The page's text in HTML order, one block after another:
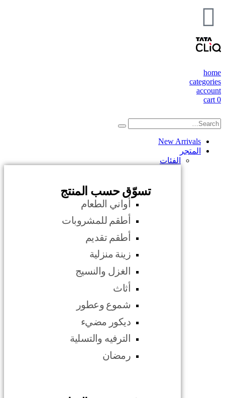
home
categories
account
0
cart
New Arrivals
المتجر
الفئات
تسوّق حسب المنتج
أواني الطعام
أطقم للمشروبات
أطقم تقديم
زينة منزلية
الغزل والنسيج
أثاث
شموع وعطور
ديكور مضيء
الترفيه والتسلية
رمضان